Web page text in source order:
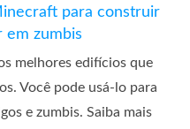
para construir
em zumbis
melhores edifícios que
Você pode usá-lo para
e zumbis. Saiba mais